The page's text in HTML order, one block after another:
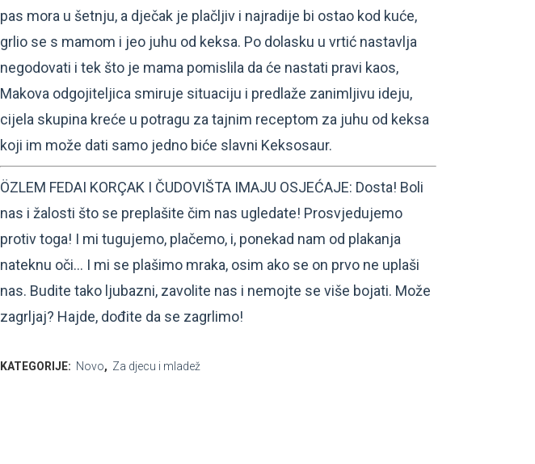
pas mora u šetnju, a dječak je plačljiv i najradije bi ostao kod kuće,
grlio se s mamom i jeo juhu od keksa. Po dolasku u vrtić nastavlja
negodovati i tek što je mama pomislila da će nastati pravi kaos,
Makova odgojiteljica smiruje situaciju i predlaže zanimljivu ideju,
cijela skupina kreće u potragu za tajnim receptom za juhu od keksa
koji im može dati samo jedno biće slavni Keksosaur.
ÖZLEM FEDAI KORÇAK I ČUDOVIŠTA IMAJU OSJEĆAJE: Dosta! Boli
nas i žalosti što se preplašite čim nas ugledate! Prosvjedujemo
protiv toga! I mi tugujemo, plačemo, i, ponekad nam od plakanja
nateknu oči… I mi se plašimo mraka, osim ako se on prvo ne uplaši
nas. Budite tako ljubazni, zavolite nas i nemojte se više bojati. Može
zagrljaj? Hajde, dođite da se zagrlimo!
KATEGORIJE: Novo, Za djecu i mladež